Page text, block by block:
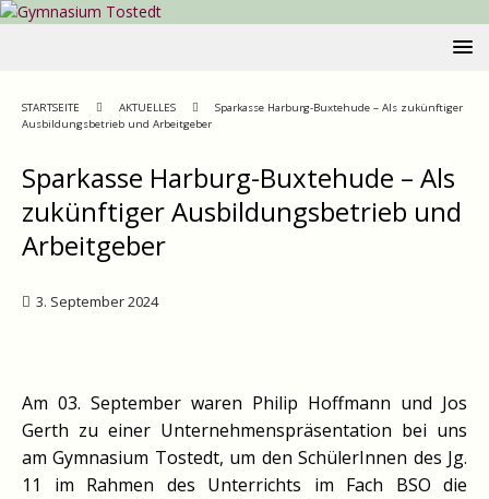
STARTSEITE AKTUELLES
Sparkasse Harburg-Buxtehude – Als zukünftiger
Ausbildungsbetrieb und Arbeitgeber
Sparkasse Harburg-Buxtehude – Als
zukünftiger Ausbildungsbetrieb und
Arbeitgeber
3. September 2024
Am 03. September waren Philip Hoffmann und Jos
Gerth zu einer Unternehmenspräsentation bei uns
am Gymnasium Tostedt, um den SchülerInnen des Jg.
11 im Rahmen des Unterrichts im Fach BSO die